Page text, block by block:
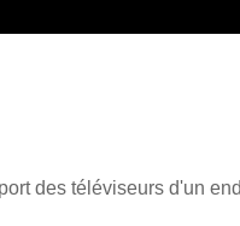
des téléviseurs d'un